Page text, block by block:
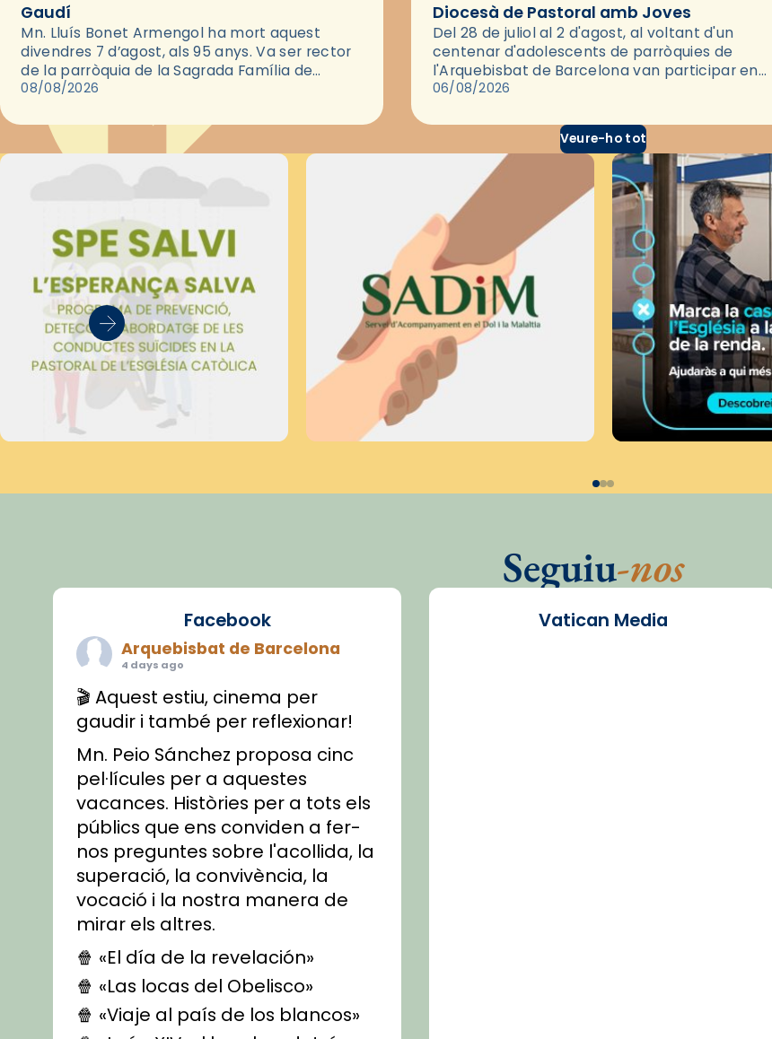
Gaudí
Mn. Lluís Bonet Armengol ha mort aquest
divendres 7 d’agost, als 95 anys. Va ser rector
de la parròquia de la Sagrada Família de
Barcelona durant 25 anys, entre 1993 i 2018,…
08/08/2026
Diocesà de Pastoral amb Joves
Del 28 de juliol al 2 d'agost, al voltant d'un
centenar d'adolescents de parròquies de
l'Arquebisbat de Barcelona van participar en
les convivències Be Apostle, organitzades pel
06/08/2026
Veure-ho tot
Seguiu-nos
Facebook
Arquebisbat de Barcelona
4 days ago
🎬 Aquest estiu, cinema per
gaudir i també per reflexionar!
Mn. Peio Sánchez proposa cinc
pel·lícules per a aquestes
vacances. Històries per a tots els
públics que ens conviden a fer-
nos preguntes sobre l'acollida, la
superació, la convivència, la
vocació i la nostra manera de
mirar els altres.
🍿 «El día de la revelación»
🍿 «Las locas del Obelisco»
🍿 «Viaje al país de los blancos»
Vatican Media